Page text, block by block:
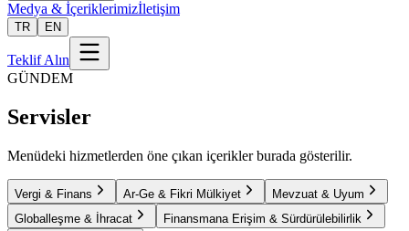
Medya & İçeriklerimizİletişim
TR EN
Teklif Alın
GÜNDEM
Servisler
Menüdeki hizmetlerden öne çıkan içerikler burada gösterilir.
Vergi & Finans Ar-Ge & Fikri Mülkiyet
Mevzuat & Uyum
Globalleşme & İhracat
Finansmana Erişim & Sürdürülebilirlik